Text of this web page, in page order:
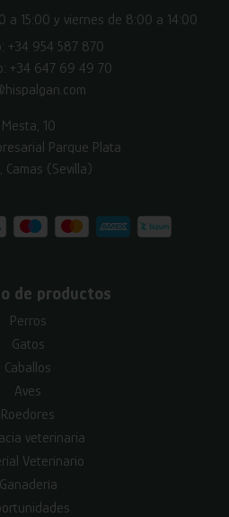
a 15:00 y viernes de 8:00 a 14:00
+34 954 587 870
+34 647 69 49 70
Mesta, 10
Parque Plata
Camas (Sevilla)
de productos
Perros
Gatos
Caballos
Aves
Roedores
veterinaria
Veterinario
Ganadería